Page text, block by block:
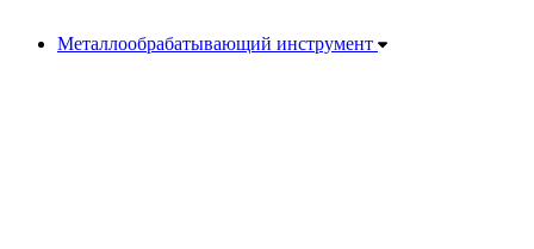
Металлообрабатывающий инструмент